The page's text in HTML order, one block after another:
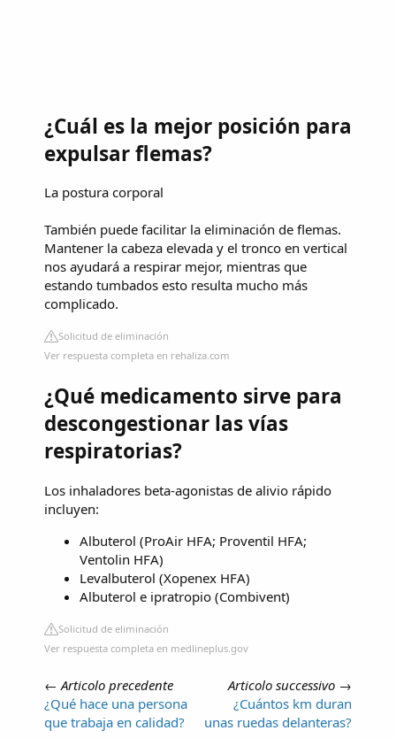
¿Cuál es la mejor posición para
expulsar flemas?
La postura corporal
También puede facilitar la eliminación de flemas.
Mantener la cabeza elevada y el tronco en vertical
nos ayudará a respirar mejor, mientras que
estando tumbados esto resulta mucho más
complicado.
Solicitud de eliminación
Ver respuesta completa en rehaliza.com
¿Qué medicamento sirve para
descongestionar las vías
respiratorias?
Los inhaladores beta-agonistas de alivio rápido
incluyen:
Albuterol (ProAir HFA; Proventil HFA;
Ventolin HFA)
Levalbuterol (Xopenex HFA)
Albuterol e ipratropio (Combivent)
Solicitud de eliminación
Ver respuesta completa en medlineplus.gov
← Articolo precedente
¿Qué hace una persona
que trabaja en calidad?
Articolo successivo →
¿Cuántos km duran
unas ruedas delanteras?